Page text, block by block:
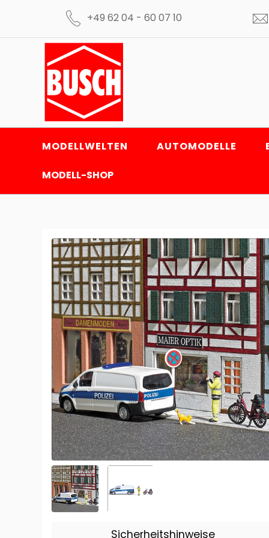
+49 62 04 - 60 07 10
MODELLWELTEN AUTOMODELLE
MODELL-SHOP
Sicherheitshinweise